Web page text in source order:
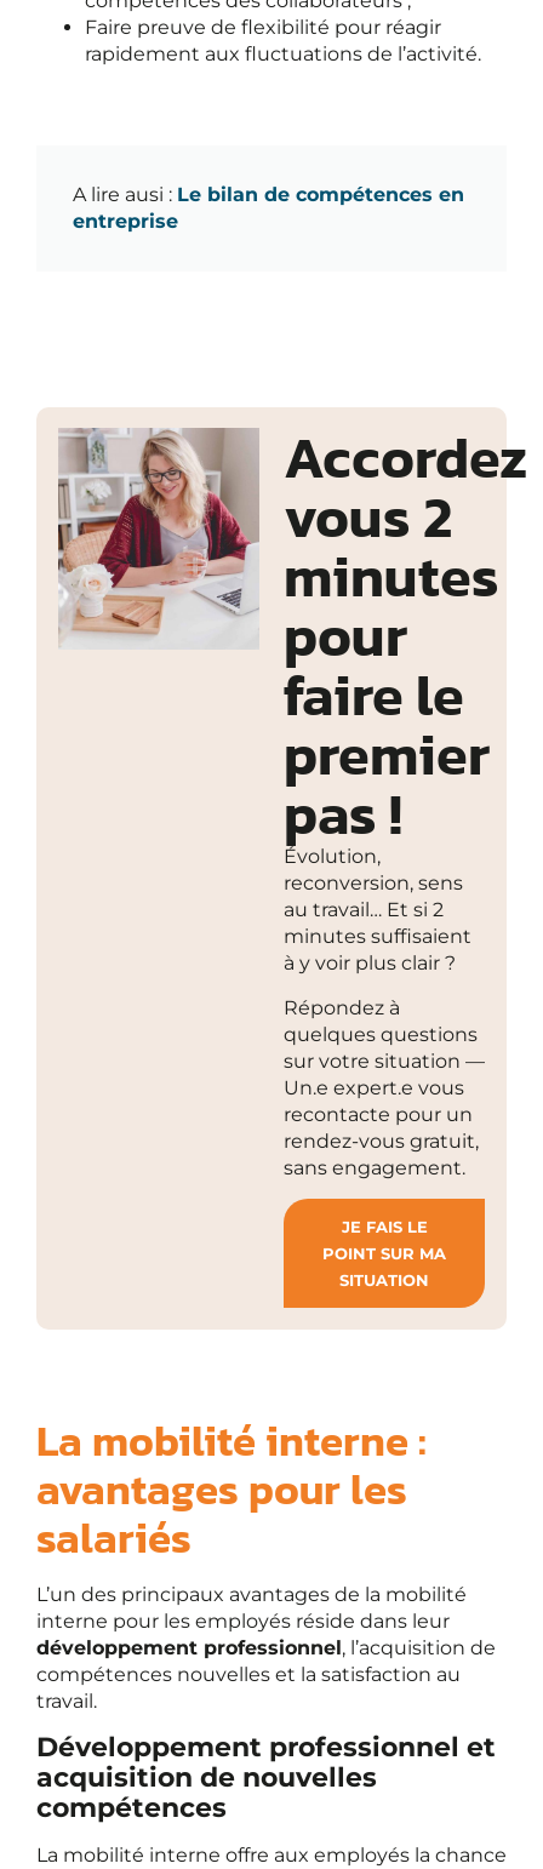
Faire preuve de flexibilité pour réagir
rapidement aux fluctuations de l’activité.
A lire ausi : Le bilan de compétences en
entreprise
Accordez
vous 2
minutes
pour
faire le
premier
pas !
Évolution,
reconversion, sens
au travail… Et si 2
minutes suffisaient
à y voir plus clair ?
Répondez à
quelques questions
sur votre situation —
Un.e expert.e vous
recontacte pour un
rendez-vous gratuit,
sans engagement.
JE FAIS LE
POINT SUR MA
SITUATION
La mobilité interne :
avantages pour les
salariés
L’un des principaux avantages de la mobilité
interne pour les employés réside dans leur
développement professionnel, l’acquisition de
compétences nouvelles et la satisfaction au
travail.
Développement professionnel et
acquisition de nouvelles
compétences
La mobilité interne offre aux employés la chance